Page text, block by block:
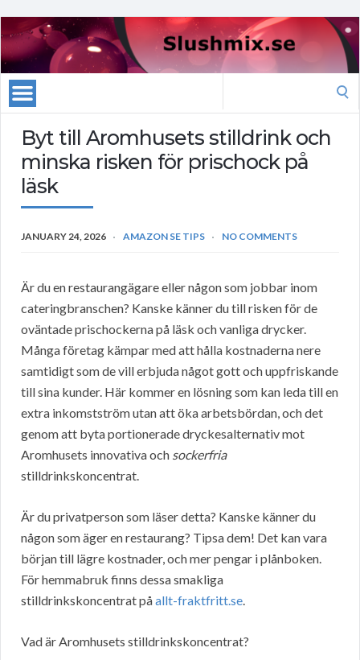
Byt till Aromhusets stilldrink och
minska risken för prischock på
läsk
JANUARY 24, 2026 AMAZON SE TIPS NO COMMENTS
Är du en restaurangägare eller någon som jobbar inom
cateringbranschen? Kanske känner du till risken för de
oväntade prischockerna på läsk och vanliga drycker.
Många företag kämpar med att hålla kostnaderna nere
samtidigt som de vill erbjuda något gott och uppfriskande
till sina kunder. Här kommer en lösning som kan leda till en
extra inkomstström utan att öka arbetsbördan, och det
genom att byta portionerade dryckesalternativ mot
Aromhusets innovativa och sockerfria
stilldrinkskoncentrat.
Är du privatperson som läser detta? Kanske känner du
någon som äger en restaurang? Tipsa dem! Det kan vara
början till lägre kostnader, och mer pengar i plånboken.
För hemmabruk finns dessa smakliga
stilldrinkskoncentrat påallt-fraktfritt.se.
Vad är Aromhusets stilldrinkskoncentrat?